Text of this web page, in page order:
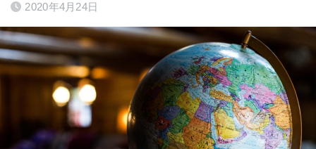
2020年4月24日